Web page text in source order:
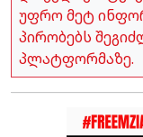
უფრო მეტ
პირობებს
პლატფორმაზე.